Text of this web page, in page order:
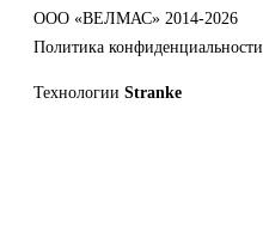
ООО «ВЕЛМАС» 2014-2026
Политика конфиденциальности
Технологии Stranke